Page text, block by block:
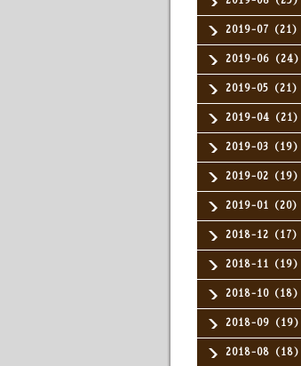
2019-07（21）
2019-06（24）
2019-05（21）
2019-04（21）
2019-03（19）
2019-02（19）
2019-01（20）
2018-12（17）
2018-11（19）
2018-10（18）
2018-09（19）
2018-08（18）